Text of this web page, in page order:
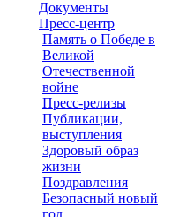
Документы
Пресс-центр
Память о Победе в
Великой
Отечественной
войне
Пресс-релизы
Публикации,
выступления
Здоровый образ
жизни
Поздравления
Безопасный новый
год